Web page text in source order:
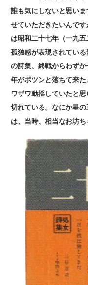
誰も気にしないと思い
せていただきたいんです
は昭和二十七年（一九
孤独感が表現されてい
の詩集、終戦からわず
年がポツンと落ちて来
ワザワ動揺していたと
切れている。なにか星
は、当時、相当なお坊ち